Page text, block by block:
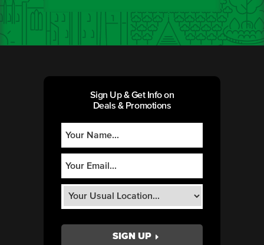
Sign Up & Get Info on
Deals & Promotions